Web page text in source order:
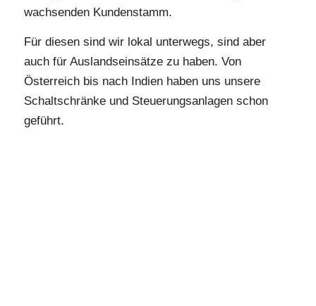
wachsenden Kundenstamm.
Für diesen sind wir lokal unterwegs, sind aber
auch für Auslandseinsätze zu haben. Von
Österreich bis nach Indien haben uns unsere
Schaltschränke und Steuerungsanlagen schon
geführt.